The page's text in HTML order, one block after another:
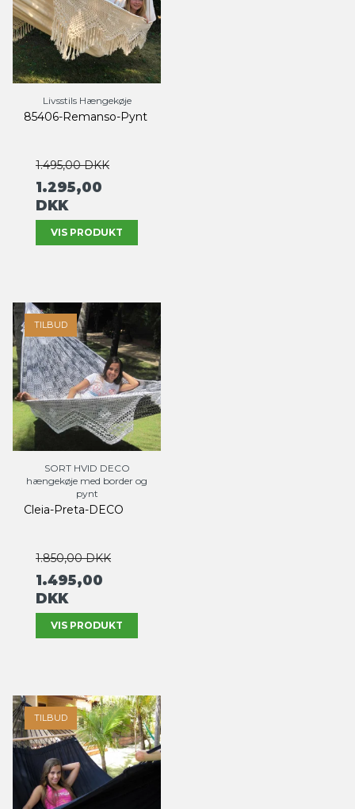
Livsstils Hængekøje
85406-Remanso-Pynt
1.495,00 DKK
1.295,00
DKK
VIS PRODUKT
TILBUD
SORT HVID DECO
hængekøje med border og
pynt
Cleia-Preta-DECO
1.850,00 DKK
1.495,00
DKK
VIS PRODUKT
TILBUD